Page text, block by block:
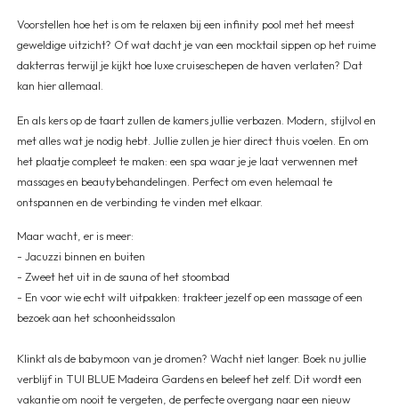
Voorstellen hoe het is om te relaxen bij een infinity pool met het meest
geweldige uitzicht? Of wat dacht je van een mocktail sippen op het ruime
dakterras terwijl je kijkt hoe luxe cruiseschepen de haven verlaten? Dat
kan hier allemaal.
En als kers op de taart zullen de kamers jullie verbazen. Modern, stijlvol en
met alles wat je nodig hebt. Jullie zullen je hier direct thuis voelen. En om
het plaatje compleet te maken: een spa waar je je laat verwennen met
massages en beautybehandelingen. Perfect om even helemaal te
ontspannen en de verbinding te vinden met elkaar.
Maar wacht, er is meer:
- Jacuzzi binnen en buiten
- Zweet het uit in de sauna of het stoombad
- En voor wie echt wilt uitpakken: trakteer jezelf op een massage of een
bezoek aan het schoonheidssalon
Klinkt als de babymoon van je dromen? Wacht niet langer. Boek nu jullie
verblijf in TUI BLUE Madeira Gardens en beleef het zelf. Dit wordt een
vakantie om nooit te vergeten, de perfecte overgang naar een nieuw